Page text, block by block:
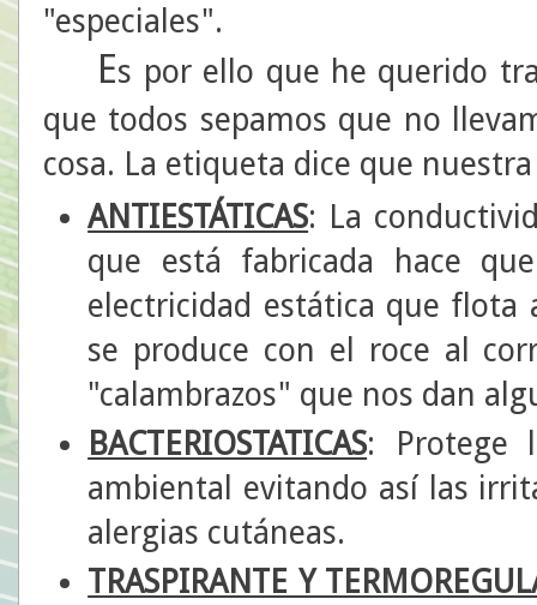
"especiales".
Es por ello que he querido
que todos sepamos que no
cosa. La etiqueta dice que
ANTIESTÁTICAS: La
que está fabricada hace
electricidad estática que flota
se produce con el roce al
"calambrazos" que nos dan
BACTERIOSTATICAS: Protege
ambiental evitando así las
alergias cutáneas.
TRASPIRANTE Y